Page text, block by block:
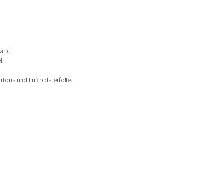
und Luftpolsterfolie.